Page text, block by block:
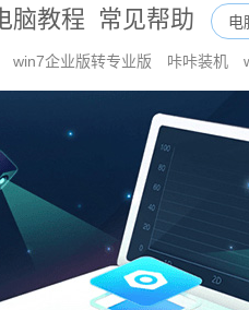
脑教程 常见帮助
win7企业版转专业版 咔咔装机